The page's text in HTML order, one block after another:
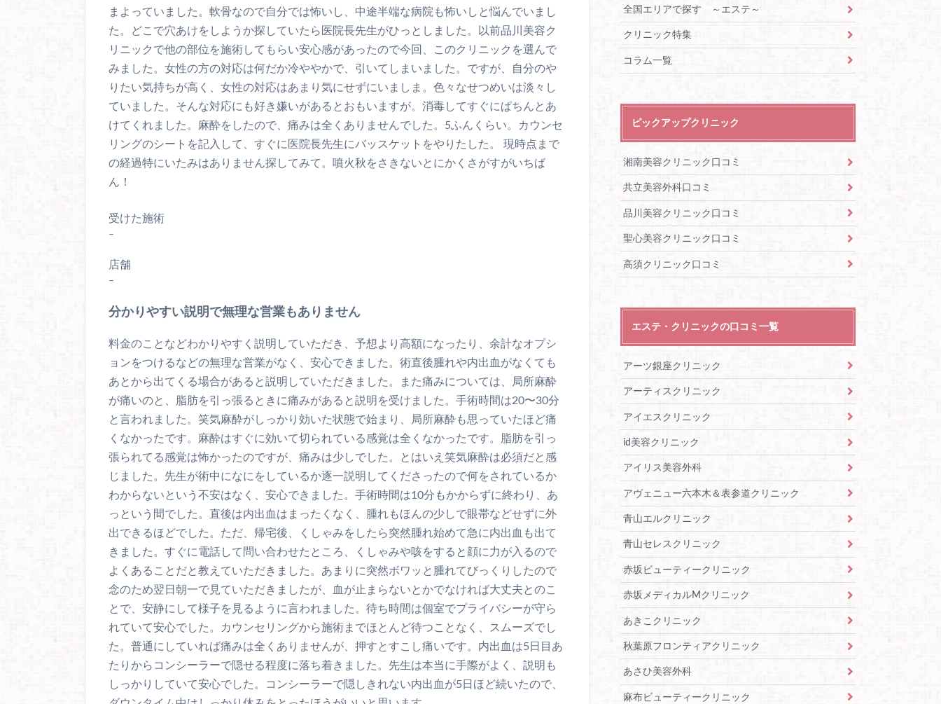
まよっていました。軟骨なので自分では怖いし、中途半端な病院も怖いしと悩んでいまし
た。どこで穴あけをしようか探していたら医院長先生がひっとしました。以前品川美容ク
リニックで他の部位を施術してもらい安心感があったので今回、このクリニックを選んで
みました。女性の方の対応は何だか冷ややかで、引いてしまいました。ですが、自分のや
りたい気持ちが高く、女性の対応はあまり気にせずにいましま。色々なせつめいは淡々し
ていました。そんな対応にも好き嫌いがあるとおもいますが。消毒してすぐにぱちんとあ
けてくれました。麻酔をしたので、痛みは全くありませんでした。5ふんくらい。カウンセ
リングのシートを記入して、すぐに医院長先生にバッスケットをやりたした。 現時点まで
の経過特にいたみはありません探してみて。噴火秋をさきないとにかくさがすがいちば
ん！
受けた施術
–
店舗
–
分かりやすい説明で無理な営業もありません
料金のことなどわかりやすく説明していただき、予想より高額になったり、余計なオプシ
ョンをつけるなどの無理な営業がなく、安心できました。術直後腫れや内出血がなくても
あとから出てくる場合があると説明していただきました。また痛みについては、局所麻酔
が痛いのと、脂肪を引っ張るときに痛みがあると説明を受けました。手術時間は20〜30分
と言われました。笑気麻酔がしっかり効いた状態で始まり、局所麻酔も思っていたほど痛
くなかったです。麻酔はすぐに効いて切られている感覚は全くなかったです。脂肪を引っ
張られてる感覚は怖かったのですが、痛みは少しでした。とはいえ笑気麻酔は必須だと感
じました。先生が術中になにをしているか逐一説明してくださったので何をされているか
わからないという不安はなく、安心できました。手術時間は10分もかからずに終わり、あ
っという間でした。直後は内出血はまったくなく、腫れもほんの少しで眼帯などせずに外
出できるほどでした。ただ、帰宅後、くしゃみをしたら突然腫れ始めて急に内出血も出て
きました。すぐに電話して問い合わせたところ、くしゃみや咳をすると顔に力が入るので
よくあることだと教えていただきました。あまりに突然ボワッと腫れてびっくりしたので
念のため翌日朝一で見ていただきましたが、血が止まらないとかでなければ大丈夫とのこ
とで、安静にして様子を見るように言われました。待ち時間は個室でプライバシーが守ら
れていて安心でした。カウンセリングから施術までほとんど待つことなく、スムーズでし
た。普通にしていれば痛みは全くありませんが、押すとすこし痛いです。内出血は5日目あ
たりからコンシーラーで隠せる程度に落ち着きました。先生は本当に手際がよく、説明も
しっかりしていて安心でした。コンシーラーで隠しきれない内出血が5日ほど続いたので、
全国エリアで探す ～エステ～
クリニック特集
コラム一覧
ピックアップクリニック
湘南美容クリニック口コミ
共立美容外科口コミ
品川美容クリニック口コミ
聖心美容クリニック口コミ
高須クリニック口コミ
エステ・クリニックの口コミ一覧
アーツ銀座クリニック
アーティスクリニック
アイエスクリニック
id美容クリニック
アイリス美容外科
アヴェニュー六本木＆表参道クリニック
青山エルクリニック
青山セレスクリニック
赤坂ビューティークリニック
赤坂メディカルMクリニック
あきこクリニック
秋葉原フロンティアクリニック
あさひ美容外科
麻布ビューティークリニック